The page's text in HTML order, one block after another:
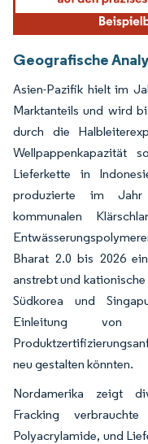
Geografische
Asien-Pazifik hielt im
Marktanteils und wird
durch die
Wellpappenkapazität
Lieferkette in
produzierte im
kommunalen
Bharat 2.0 bis 2026
anstrebt und
Südkorea und
Einleitung von
neu gestalten könnten.
Nordamerika zeigt
Fracking
Polyacrylamide, und